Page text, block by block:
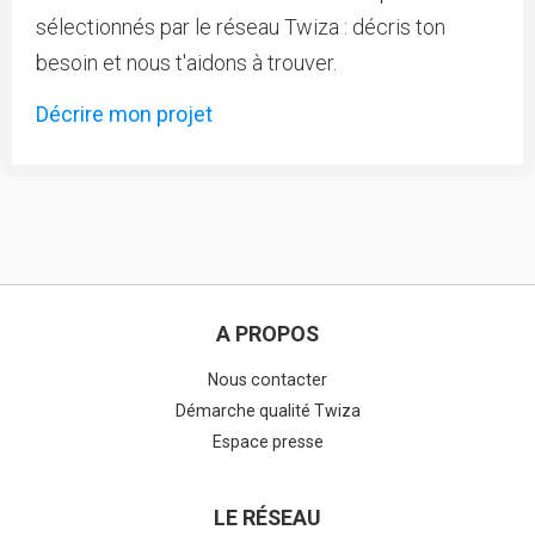
sélectionnés par le réseau Twiza : décris ton
besoin et nous t'aidons à trouver.
Décrire mon projet
A PROPOS
Nous contacter
Démarche qualité Twiza
Espace presse
LE RÉSEAU